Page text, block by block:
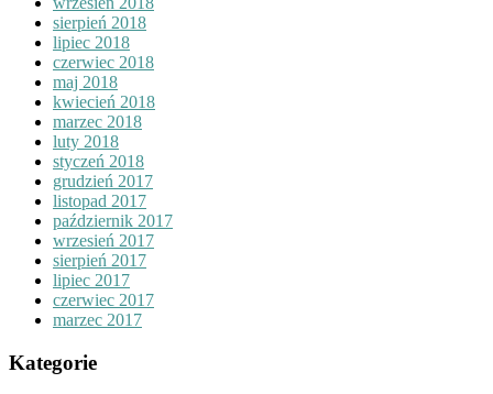
sierpień 2018
lipiec 2018
czerwiec 2018
maj 2018
kwiecień 2018
marzec 2018
luty 2018
styczeń 2018
grudzień 2017
listopad 2017
październik 2017
wrzesień 2017
sierpień 2017
lipiec 2017
czerwiec 2017
marzec 2017
Kategorie